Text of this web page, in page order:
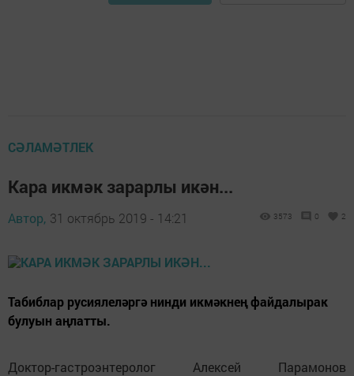
СӘЛАМӘТЛЕК
Кара икмәк зарарлы икән...
Автор, 31 октябрь 2019 - 14:21 3573 0 2
Табиблар русиялеләргә нинди икмәкнең файдалырак
булуын аңлатты.
Доктор-гастроэнтеролог Алексей Парамонов